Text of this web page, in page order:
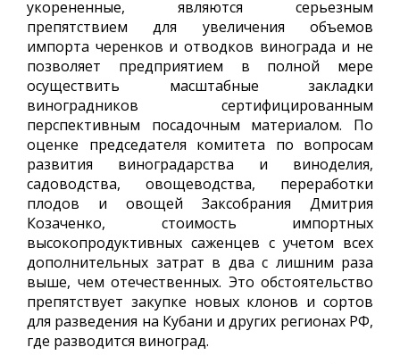
укорененные, являются серьезным
препятствием для увеличения объемов
импорта черенков и отводков винограда и не
позволяет предприятием в полной мере
осуществить масштабные закладки
виноградников сертифицированным
перспективным посадочным материалом. По
оценке председателя комитета по вопросам
развития виноградарства и виноделия,
садоводства, овощеводства, переработки
плодов и овощей Заксобрания Дмитрия
Козаченко, стоимость импортных
высокопродуктивных саженцев с учетом всех
дополнительных затрат в два с лишним раза
выше, чем отечественных. Это обстоятельство
препятствует закупке новых клонов и сортов
для разведения на Кубани и других регионах РФ,
где разводится виноград.